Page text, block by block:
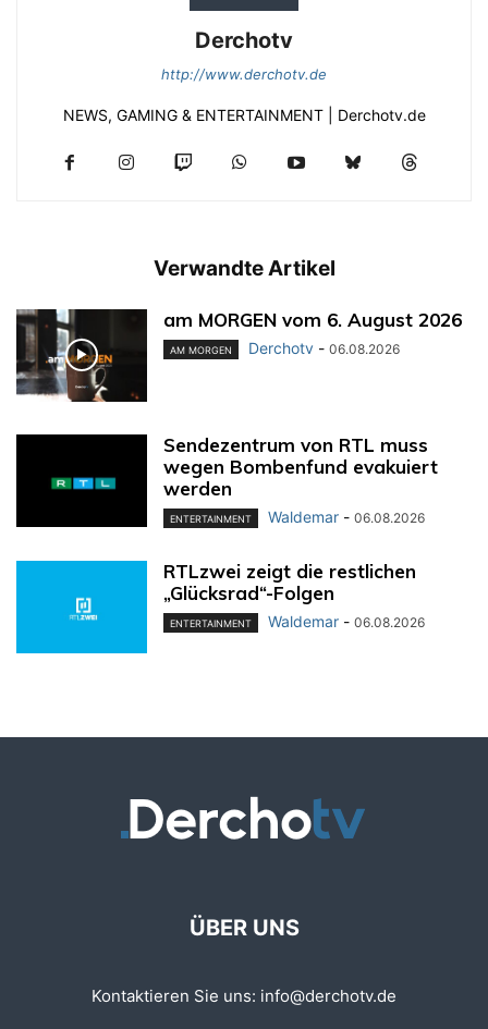
Derchotv
http://www.derchotv.de
NEWS, GAMING & ENTERTAINMENT | Derchotv.de
Verwandte Artikel
am MORGEN vom 6. August 2026
AM MORGEN Derchotv - 06.08.2026
Sendezentrum von RTL muss
wegen Bombenfund evakuiert
werden
ENTERTAINMENT Waldemar - 06.08.2026
RTLzwei zeigt die restlichen
„Glücksrad“-Folgen
ENTERTAINMENT Waldemar - 06.08.2026
ÜBER UNS
Kontaktieren Sie uns: info@derchotv.de